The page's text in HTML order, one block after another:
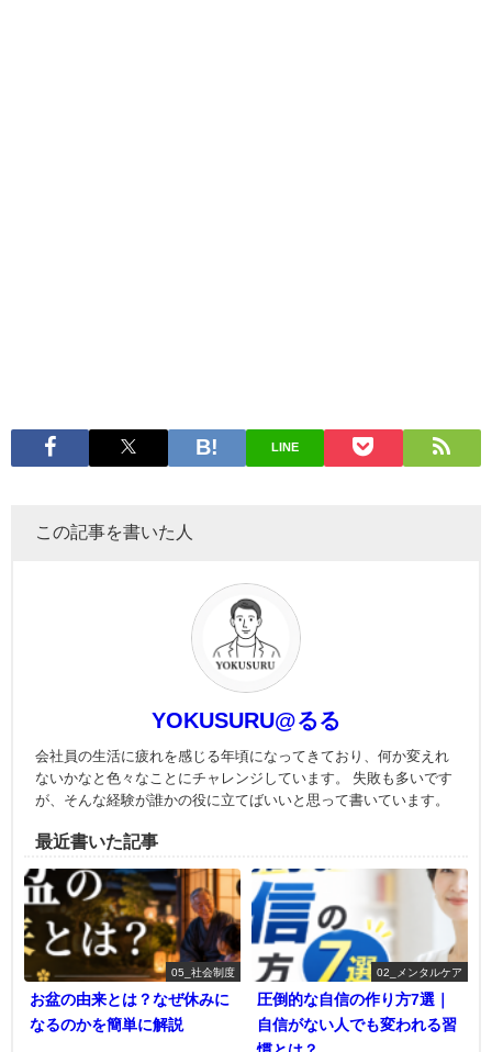
LINE
この記事を書いた人
YOKUSURU@るる
会社員の生活に疲れを感じる年頃になってきており、何か変えれ
ないかなと色々なことにチャレンジしています。 失敗も多いです
が、そんな経験が誰かの役に立てばいいと思って書いています。
最近書いた記事
05_社会制度
お盆の由来とは？なぜ休みに
なるのかを簡単に解説
02_メンタルケア
圧倒的な自信の作り方7選｜
自信がない人でも変われる習